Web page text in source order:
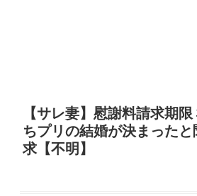
【サレ妻】慰謝料請求期
ちプリの結婚が決まった
求【不明】